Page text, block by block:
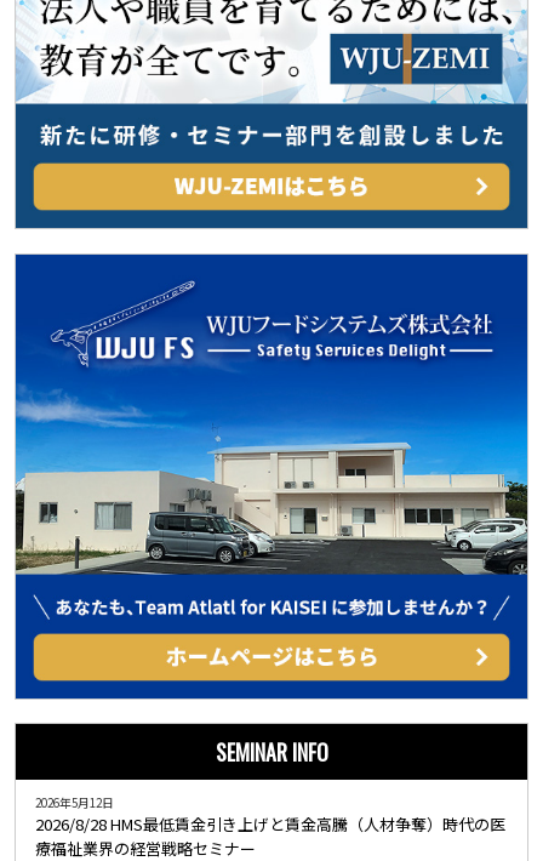
SEMINAR INFO
2026/8/28 HMS最低賃金引き上げと賃金高騰（人材争奪）時代の医
療福祉業界の経営戦略セミナー
2026年5月12日